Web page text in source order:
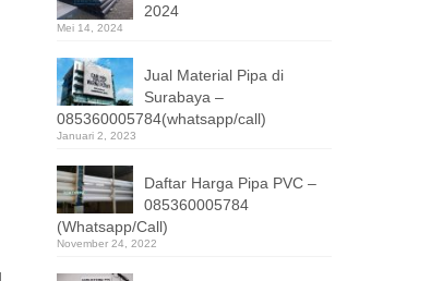
2024
Mei 14, 2024
Jual Material Pipa di
Surabaya –
085360005784(whatsapp/call)
Januari 2, 2023
Daftar Harga Pipa PVC –
085360005784
(Whatsapp/Call)
November 24, 2022